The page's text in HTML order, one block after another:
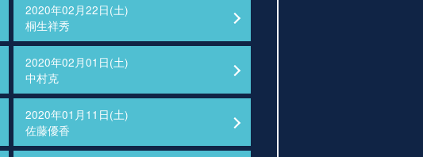
2020年02月22日(土)
桐生祥秀
2020年02月01日(土)
中村克
2020年01月11日(土)
佐藤優香